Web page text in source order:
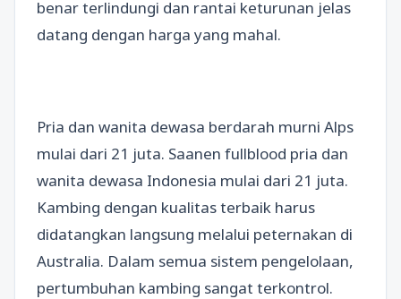
benar terlindungi dan rantai keturunan jelas
datang dengan harga yang mahal.
Pria dan wanita dewasa berdarah murni Alps
mulai dari 21 juta. Saanen fullblood pria dan
wanita dewasa Indonesia mulai dari 21 juta.
Kambing dengan kualitas terbaik harus
didatangkan langsung melalui peternakan di
Australia. Dalam semua sistem pengelolaan,
pertumbuhan kambing sangat terkontrol.